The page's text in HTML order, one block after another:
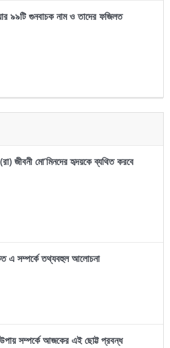
৯৯টি গুনবাচক নাম ও তাদের ফজিলত
জীবনী মো’মিনদের হৃদয়কে ব্যথিত করবে
কত এ সম্পর্কে তথ্যবহুল আলোচনা
উপায় সম্পর্কে আজকের এই ছোট্ট প্রবন্ধ